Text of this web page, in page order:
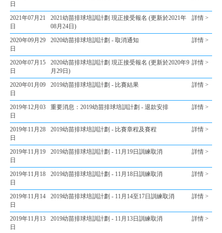
日
2021年07月21
日
2021幼苗排球培訓計劃 現正接受報名 (更新於2021年
08月24日)
詳情 >
2020年09月29
日
2020幼苗排球培訓計劃 - 取消通知 詳情 >
2020年07月15
日
2020幼苗排球培訓計劃 現正接受報名 (更新於2020年9
月29日)
詳情 >
2020年01月09
日
2019幼苗排球培訓計劃 - 比賽結果 詳情 >
2019年12月03
日
重要消息：2019幼苗排球培訓計劃 - 退款安排 詳情 >
2019年11月28
日
2019幼苗排球培訓計劃 - 比賽章程及賽程 詳情 >
2019年11月19
日
2019幼苗排球培訓計劃 - 11月19日訓練取消 詳情 >
2019年11月18
日
2019幼苗排球培訓計劃 - 11月18日訓練取消 詳情 >
2019年11月14
日
2019幼苗排球培訓計劃 - 11月14至17日訓練取消 詳情 >
2019年11月13
日
2019幼苗排球培訓計劃 - 11月13日訓練取消 詳情 >